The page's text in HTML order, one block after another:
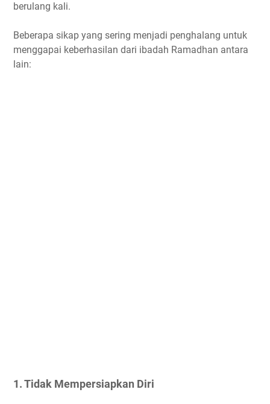
berulang kali.
Beberapa sikap yang sering menjadi penghalang untuk
menggapai keberhasilan dari ibadah Ramadhan antara
lain:
1. Tidak Mempersiapkan Diri